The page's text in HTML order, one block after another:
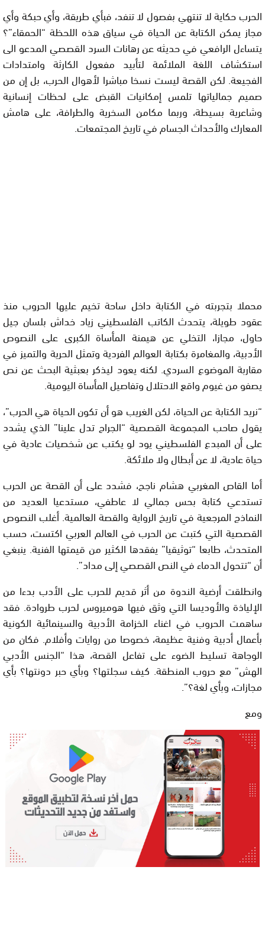
الحرب حكاية لا تنتهي بفصول لا تنفد، فبأي طريقة، وأي حبكة وأي
مجاز يمكن الكتابة عن الحياة في سياق هذه اللحظة “الحمقاء”؟
يتساءل الرافعي في حديثه عن رهانات السرد القصصي المدعو الى
استكشاف اللغة الملائمة لتأبيد مفعول الكارثة وامتدادات
الفجيعة. لكن القصة ليست نسخا مباشرا لأهوال الحرب، بل إن من
صميم جمالياتها تلمس إمكانيات القبض على لحظات إنسانية
وشاعرية بسيطة، وربما مكامن السخرية والطرافة، على هامش
المعارك والأحداث الجسام في تاريخ المجتمعات.
محملا بتجربته في الكتابة داخل ساحة تخيم عليها الحروب منذ
عقود طويلة، يتحدث الكاتب الفلسطيني زياد خداش بلسان جيل
حاول، مجازا، التخلي عن هيمنة المأساة الكبرى على النصوص
الأدبية، والمغامرة بكتابة العوالم الفردية وتمثل الحرية والتميز في
مقاربة الموضوع السردي. لكنه يعود ليذكر بعبثية البحث عن نص
يصفو من غيوم واقع الاحتلال وتفاصيل المأساة اليومية.
“نريد الكتابة عن الحياة، لكن الغريب هو أن تكون الحياة هي الحرب”،
يقول صاحب المجموعة القصصية “الجراح تدل علينا” الذي يشدد
على أن المبدع الفلسطيني يود لو يكتب عن شخصيات عادية في
حياة عادية، لا عن أبطال ولا ملائكة.
أما القاص المغربي هشام ناجح، فشدد على أن القصة عن الحرب
تستدعي كتابة بحس جمالي لا عاطفي، مستدعيا العديد من
النماذج المرجعية في تاريخ الرواية والقصة العالمية. أغلب النصوص
القصصية التي كتبت عن الحرب في العالم العربي اكتست، حسب
المتحدث، طابعا “توثيقيا” يفقدها الكثير من قيمتها الفنية. ينبغي
أن “تتحول الدماء في النص القصصي إلى مداد”.
وانطلقت أرضية الندوة من أثر قديم للحرب على الأدب بدءا من
الإلياذة والأوديسا التي وثق فيها هوميروس لحرب طروادة. فقد
ساهمت الحروب في اغناء الخزامة الأدبية والسينمائية الكونية
بأعمال أدبية وفنية عظيمة، خصوصا من روايات وأفلام. فكان من
الوجاهة تسليط الضوء على تفاعل القصة، هذا “الجنس الأدبي
الهش” مع حروب المنطقة. كيف سجلتها؟ وبأي حبر دونتها؟ بأي
مجازات، وبأي لغة؟”.
ومع